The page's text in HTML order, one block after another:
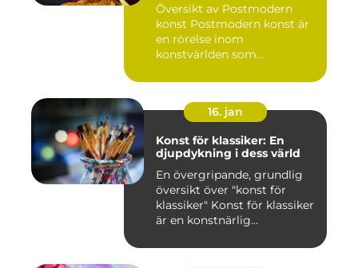
Översikt av Postmodern
konst Postmodern konst är
en rörelse inom
konstvärlden som
16. jan
Konst för klassiker: En
djupdykning i dess värld
En övergripande, grundlig
översikt över "konst för
klassiker" Konst för klassiker
är en konstnärlig...